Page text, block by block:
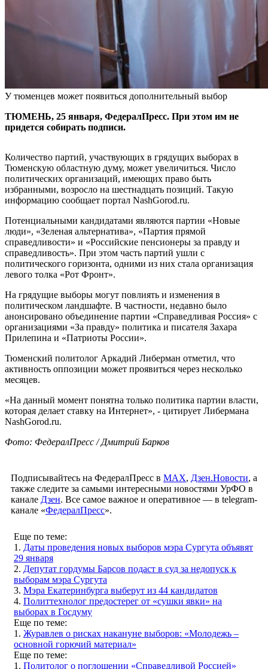
У тюменцев может появиться дополнительный выбор
ТЮМЕНЬ, 25 января, ФедералПресс. При этом им не
придется собирать подписи.
Количество партий, участвующих в грядущих выборах в
Тюменскую областную думу, может увеличиться. Число
политических организаций, имеющих право быть
избранными, возросло на шестнадцать позиций. Такую
информацию сообщает портал NashGorod.ru.
Потенциальными кандидатами являются партии «Новые
люди», «Зеленая альтернатива», «Партия прямой
справедливости» и «Российские пенсионеры за правду и
справедливость». При этом часть партий ушли с
политического горизонта, одними из них стала организация
левого толка «Рот Фронт».
На грядущие выборы могут повлиять и изменения в
политическом ландшафте. В частности, недавно было
анонсировано объединение партии «Справедливая Россия» с
организациями «За правду» политика и писателя Захара
Прилепина и «Патриоты России».
Тюменский политолог Аркадий Либерман отметил, что
активность оппозиции может проявиться через несколько
месяцев.
«На данный момент понятна только политика партии власти,
которая делает ставку на Интернет», - цитирует Либермана
NashGorod.ru.
Фото: ФедералПресс / Дмитрий Барков
Подписывайтесь на ФедералПресс в МАХ, Дзен.Новости, а
также следите за самыми интересными новостями УрФО в
канале Дзен. Все самое важное и оперативное — в telegram-
канале «ФедералПресс».
Еще по теме:
1. Даты проведения новых выборов мэра Сургута объявят
29 января
2. Депутат гордумы Барсов подаст в суд за недопуск к
выборам мэра Сургута
3. Мэра Екатеринбурга выберут из 44 кандидатов
4. Политтехнолог предостерег от «сушки явки» на
выборах в Госдуму
Еще по теме:
1. Журавлев о рисках накануне выборов: «Молодежь –
основной горючий материал»
Еще по теме:
1. Политолог о поглощении «Справедливой Россией»